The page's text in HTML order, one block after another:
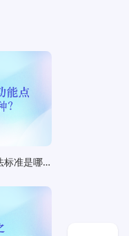
标准是哪5